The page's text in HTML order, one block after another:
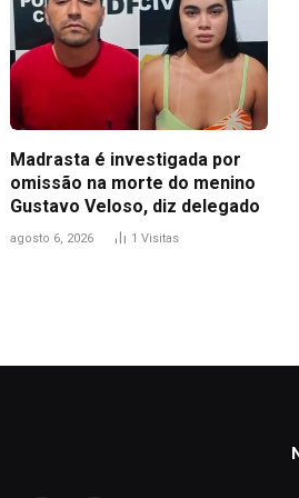
Madrasta é investigada por
omissão na morte do menino
Gustavo Veloso, diz delegado
agosto 6, 2026 1 Visitas